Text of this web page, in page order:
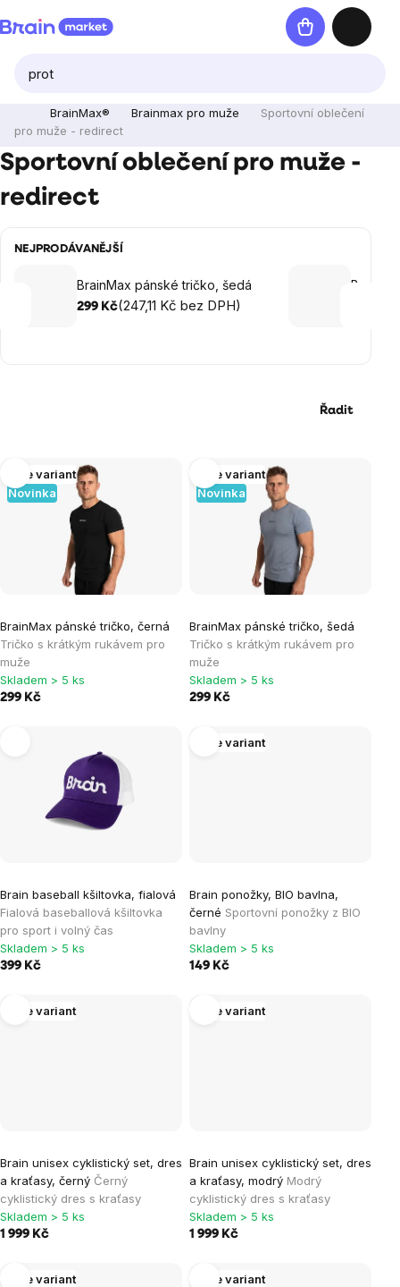
na
Nákupní
košík
BrainMax® Brainmax pro muže
Sportovní oblečení
pro muže - redirect
Sportovní oblečení pro muže -
redirect
NEJPRODÁVANĚJŠÍ
BrainMax pánské tričko, šedá
299 Kč(247,11 Kč bez DPH)
Řadit
Výpis
produktů
Novinka
Více variant
BrainMax pánské tričko, černá
Tričko s krátkým rukávem pro
muže
Skladem > 5 ks
299 Kč
Novinka
Více variant
BrainMax pánské tričko, šedá
Tričko s krátkým rukávem pro
muže
Skladem > 5 ks
299 Kč
Brain baseball kšiltovka, fialová
Fialová baseballová kšiltovka
pro sport i volný čas
Skladem > 5 ks
399 Kč
Více variant
Brain ponožky, BIO bavlna,
černé Sportovní ponožky z BIO
bavlny
Skladem > 5 ks
149 Kč
Více variant
Brain unisex cyklistický set, dres
a kraťasy, černý Černý
cyklistický dres s kraťasy
Skladem > 5 ks
1 999 Kč
Více variant
Brain unisex cyklistický set, dres
a kraťasy, modrý Modrý
cyklistický dres s kraťasy
Skladem > 5 ks
1 999 Kč
Více variant Více variant